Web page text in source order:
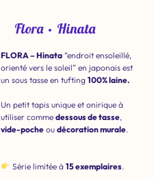
Flora • Hinata
FLORA – Hinata “endroit ensoleillé,
orienté vers le soleil” en japonais est
un sous tasse en tufting 100% laine.
Un petit tapis unique et onirique à
utiliser comme dessous de tasse,
vide-poche ou décoration murale.
Série limitée à 15 exemplaires.